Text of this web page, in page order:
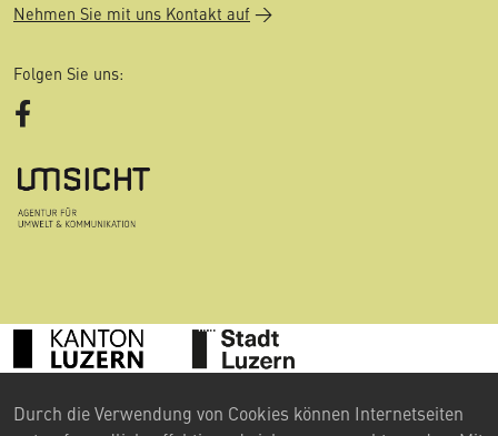
Nehmen Sie mit uns Kontakt auf
Folgen Sie uns:
©2024 Umweltberatung Luzern
Durch die Verwendung von Cookies können Internetseiten